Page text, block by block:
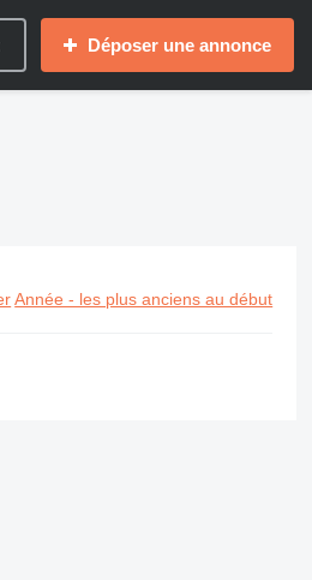
Déposer une annonce
Année - les plus anciens au début